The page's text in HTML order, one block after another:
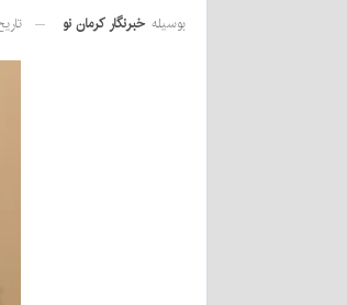
بوسیله خبرنگار کرمان نو